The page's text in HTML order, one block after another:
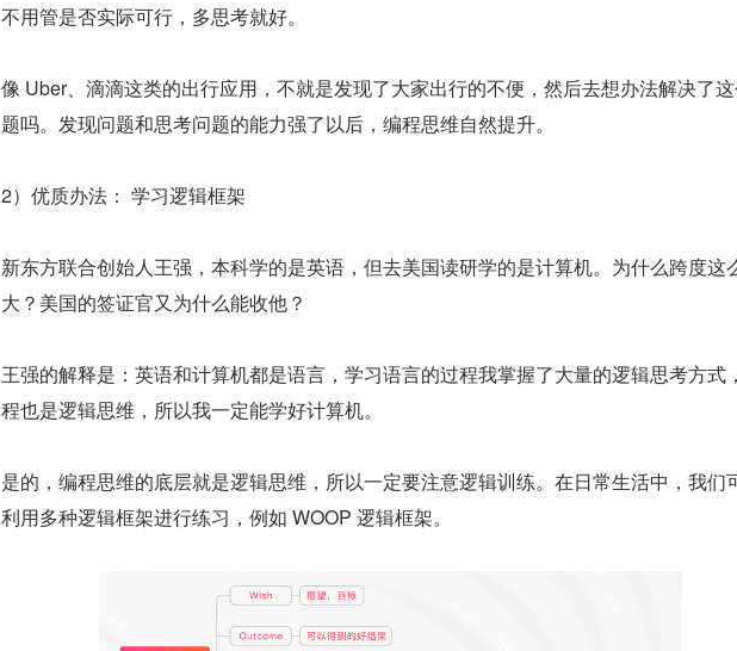
不用管是否实际可行，多思考就好。
像 Uber、滴滴这类的出行应用，不就是发现了大家出行的不便，然后去想办法解决了
题吗。发现问题和思考问题的能力强了以后，编程思维自然提升。
2）优质办法： 学习逻辑框架
新东方联合创始人王强，本科学的是英语，但去美国读研学的是计算机。为什么跨度这
大？美国的签证官又为什么能收他？
王强的解释是：英语和计算机都是语言，学习语言的过程我掌握了大量的逻辑思考方式
程也是逻辑思维，所以我一定能学好计算机。
是的，编程思维的底层就是逻辑思维，所以一定要注意逻辑训练。在日常生活中，我们
利用多种逻辑框架进行练习，例如 WOOP 逻辑框架。